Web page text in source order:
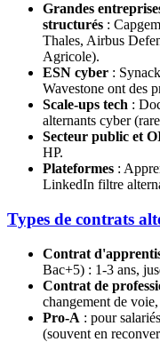
Grandes
structurés :
Thales, Airbus
Agricole).
ESN cyber :
Wavestone ont des
Scale-ups tech :
alternants cyber
Secteur public et
HP.
Plateformes :
LinkedIn filtre
Types de contrats
Contrat
Bac+5) : 1-3 ans,
Contrat de
changement de
Pro-A : pour
(souvent en